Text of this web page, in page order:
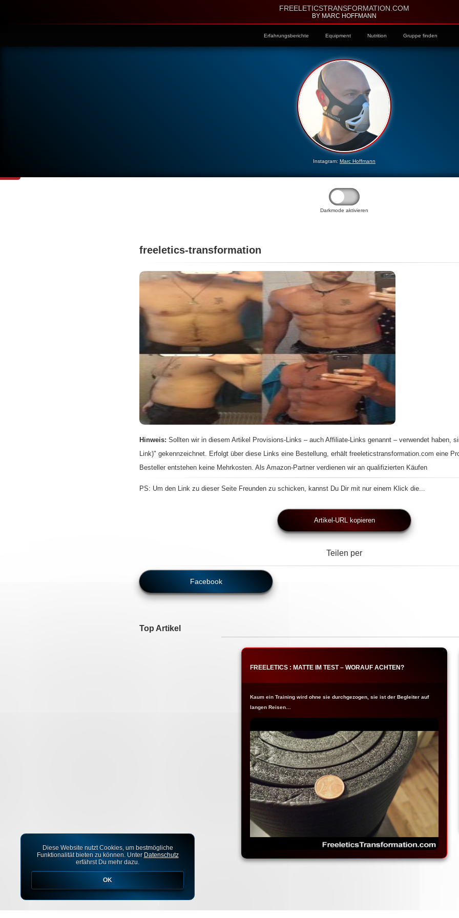
FREELETICSTRANSFORMATION.COM
BY MARC HOFFMANN
Erfahrungsberichte Equipment Nutrition Gruppe finden
Instagram: Marc Hoffmann
Darkmode aktivieren
freeletics-transformation
Hinweis: Sollten wir in diesem Artikel Provisions-Links – auch Affiliate-Links genannt – verwendet haben,
Link)" gekennzeichnet. Erfolgt über diese Links eine Bestellung, erhält freeleticstransformation.com eine
Besteller entstehen keine Mehrkosten. Als Amazon-Partner verdienen wir an qualifizierten Käufen
PS: Um den Link zu dieser Seite Freunden zu schicken, kannst Du Dir mit nur einem Klick die...
Artikel-URL kopieren
Teilen per
Facebook
Top Artikel
FREELETICS : MATTE IM TEST – WORAUF ACHTEN?
Kaum ein Training wird ohne sie durchgezogen, sie ist der Begleiter auf
langen Reisen…
Diese Website nutzt Cookies, um bestmögliche
Funktionalität bieten zu können. Unter Datenschutz
erfährst Du mehr dazu.
OK